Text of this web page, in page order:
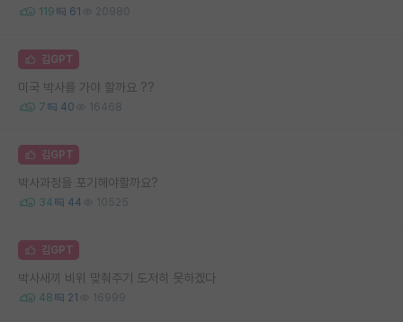
119 61 20980
김GPT
미국 박사를 가야 할까요 ??
7 40 16468
김GPT
박사과정을 포기해야할까요?
34 44 10525
김GPT
박사새끼 비위 맞춰주기 도저히 못하겠다
48 21 16999